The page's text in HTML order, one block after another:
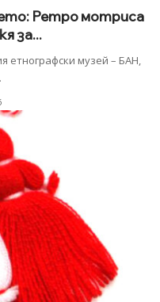
Ретро мотриса
за...
етнографски музей – БАН,